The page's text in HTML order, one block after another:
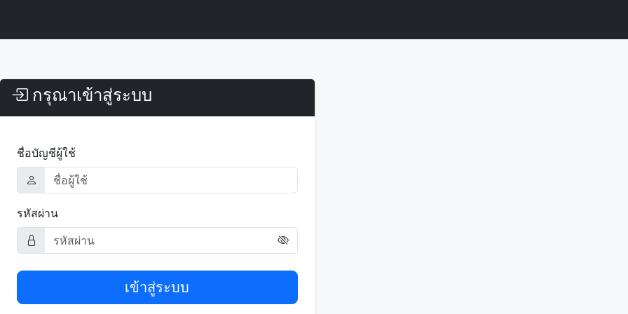
กรุณาเข้าสู่ระบบ
ชื่อบัญชีผู้ใช้
รหัสผ่าน
เข้าสู่ระบบ